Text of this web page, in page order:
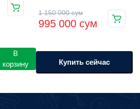
1 150 000сум
Первоначальная
цена
150
000 сум.
995 000 сум
Текущая
цена:
000 сум.
В
корзину
Купить сейчас